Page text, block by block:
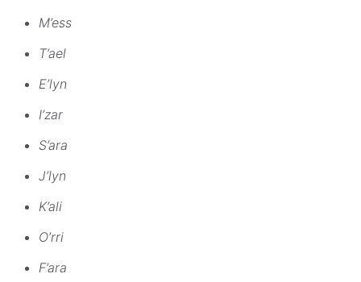
M’ess
T’ael
E’lyn
I’zar
S’ara
J’lyn
K’ali
O’rri
F’ara